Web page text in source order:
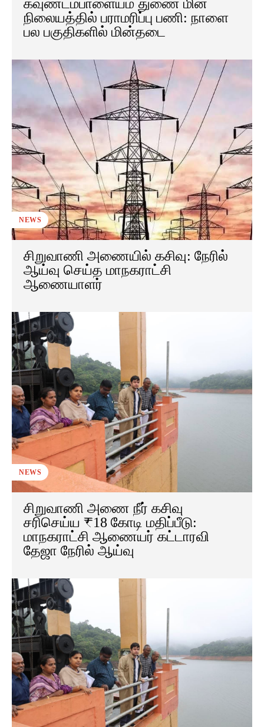
கவுண்டம்பாளையம் துணை மின்
நிலையத்தில் பராமரிப்பு பணி: நாளை
பல பகுதிகளில் மின்தடை
NEWS
சிறுவாணி அணையில் கசிவு: நேரில்
ஆய்வு செய்த மாநகராட்சி
ஆணையாளர்
NEWS
சிறுவாணி அணை நீர் கசிவு
சரிசெய்ய ₹18 கோடி மதிப்பீடு:
மாநகராட்சி ஆணையர் கட்டாரவி
தேஜா நேரில் ஆய்வு